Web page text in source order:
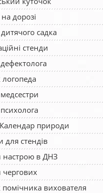
дорозі
садка
стенди
логопеда
природи
для стендів
настрою в ДНЗ
чергових
помічника вихователя